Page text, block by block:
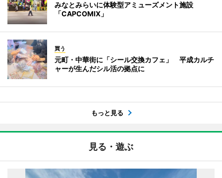
みなとみらいに体験型アミューズメント施設
「CAPCOMIX」
買う
元町・中華街に「シール交換カフェ」 平成カルチ
ャーが生んだシル活の拠点に
もっと見る
見る・遊ぶ